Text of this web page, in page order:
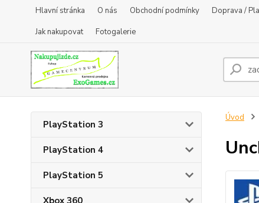
Hlavní stránka O nás Obchodní podmínky Doprava /
Jak nakupovat
Fotogalerie
PlayStation 3
PlayStation 4
PlayStation 5
Xbox 360
Úvod